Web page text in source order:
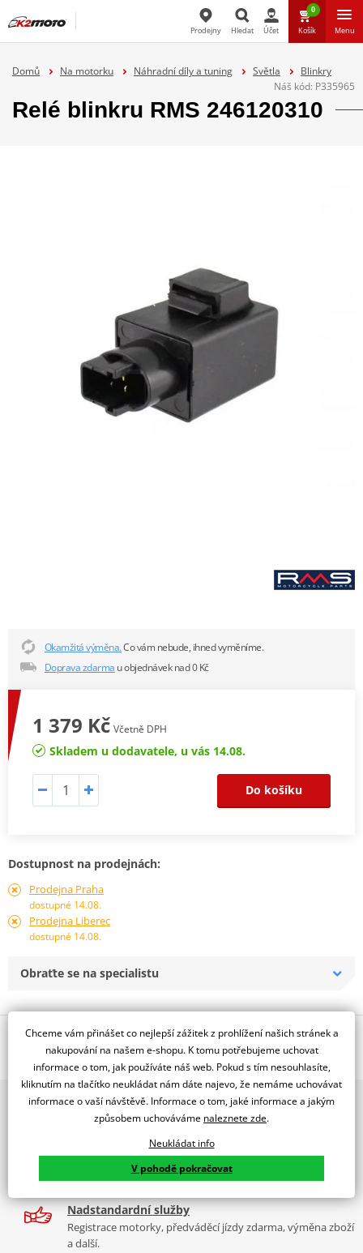
Hledat
Prodejny Hledat Účet
0
Košík Menu
Domů Na motorku Náhradní díly a tuning Světla
Blinkry
Náš kód: P335965
Relé blinkru RMS 246120310
Okamžitá výměna.Co vám nebude, ihned vyměníme.
Doprava zdarma u objednávek nad 0 Kč
1 379 Kč Včetně DPH
Skladem u dodavatele, u vás 14.08.
Do košíku
Dostupnost na prodejnách:
Prodejna Praha
dostupné 14.08.
Prodejna Liberec
dostupné 14.08.
Obraťte se na specialistu
Popis a parametry
Jsme autorizovaný
dealer značky RMS
Indicators relay Honda Hornet 600cc r.o.38301MEW921
2x multibrand showroom
9 značek motocyklů, servis, oblečení, doplňky i náhradní
díly, to vše v Praze a Liberci
Více než 30 let zkušeností
Za řídítky motorek, v servisu i prodeji moto vybavení
Nadstandardní služby
Registrace motorky, předváděcí jízdy zdarma, výměna zboží
a další.
Chceme vám přinášet co nejlepší zážitek z prohlížení našich stránek a
nakupování na našem e-shopu. K tomu potřebujeme uchovat
informace o tom, jak používáte náš web. Pokud s tím nesouhlasíte,
kliknutím na tlačítko neukládat nám dáte najevo, že nemáme uchovávat
informace o vaší návštěvě. Informace o tom, jaké informace a jakým
způsobem uchováváme naleznete zde.
Neukládat info
V pohodě pokračovat